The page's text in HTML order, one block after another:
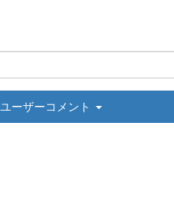
ユーザーコメント